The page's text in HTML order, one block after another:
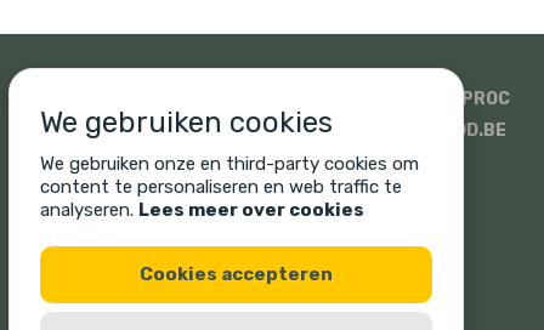
ISOPROC
WOODSTOXX
UNICUS PROMAT EN SINIAT
WOOD.BE
SONIQ
CORNELIS HOUT
Privacy policy Legal disclaimer
We gebruiken cookies
We gebruiken onze en third-party cookies om
content te personaliseren en web traffic te
analyseren. Lees meer over cookies
Cookies accepteren